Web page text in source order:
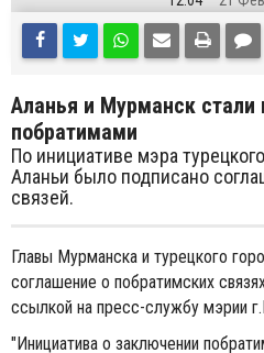
Аланья и Мурманск стали
побратимами
По инициативе мэра
Аланьи было подписано
связей.
Главы Мурманска и турецкого
соглашение о побратимских
ссылкой на пресс-службу мэрии
"Инициатива о заключении